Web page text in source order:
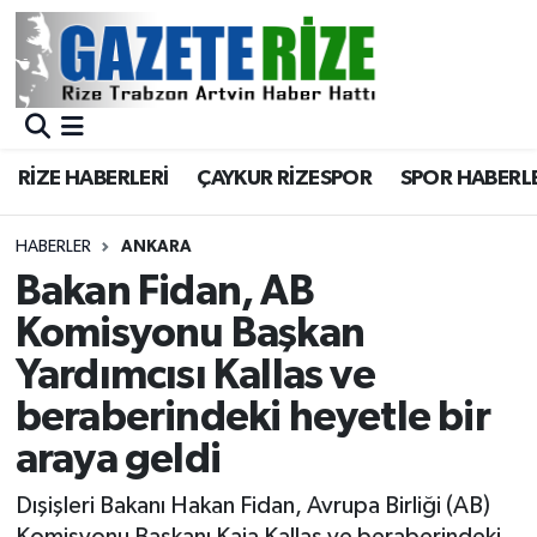
RİZE HABERLERİ ÇAYKUR RİZESPOR SPOR
HABERLER ANKARA
Bakan Fidan, AB
Komisyonu Başkan
Yardımcısı Kallas ve
beraberindeki heyetle bir
araya geldi
Dışişleri Bakanı Hakan Fidan, Avrupa Birliği (AB)
BÖLGEMİZ
Asayiş
Rize Jandarma Komutanlığı
Bilim Teknoloji
Bölge
Advertising news
Canlı Maç
Merkez Nöbetçi Eczaneler
Merkez Trafik Yoğunluk Haritası
Süper Lig Puan Durumu ve Fikstür
Tüm Manşetler
Son Dakika Haberleri
Haber Arşivi